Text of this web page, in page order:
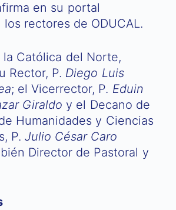
en su portal
rectores de ODUCAL.
la Católica del Norte,
Rector, P. Diego Luis
; el Vicerrector, P. Eduin
Giraldo y el Decano de
Humanidades y Ciencias
P.Julio César Caro
Director de Pastoral y